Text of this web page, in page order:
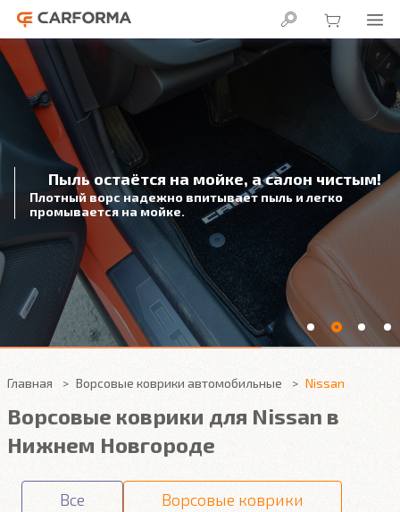
Пыль остаётся на мойке, а салон чистым!
Плотный ворс надежно впитывает пыль и легко
промывается на мойке.
Главная Ворсовые коврики автомобильные Nissan
Ворсовые коврики для Nissan в
Нижнем Новгороде
Все
Ворсовые коврики